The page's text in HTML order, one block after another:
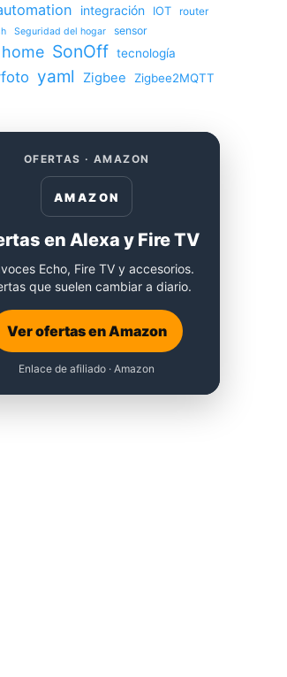
integración IOT router
Seguridad del hogar sensor
SonOff tecnología
yaml Zigbee Zigbee2MQTT
OFERTAS · AMAZON
AMAZON
en Alexa y Fire TV
Echo, Fire TV y accesorios.
que suelen cambiar a diario.
Ver ofertas en Amazon
Enlace de afiliado · Amazon